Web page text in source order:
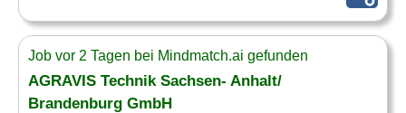
Job vor 2 Tagen bei Mindmatch.ai gefunden
AGRAVIS Technik Sachsen- Anhalt/
Brandenburg GmbH